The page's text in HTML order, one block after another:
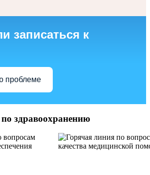
записаться к
проблеме
здравоохранению